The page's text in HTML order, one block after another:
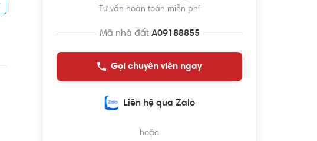
Tư vấn hoàn toàn miễn phí
Mã nhà đất A09188855
Gọi chuyên viên ngay
Liên hệ qua Zalo
hoặc